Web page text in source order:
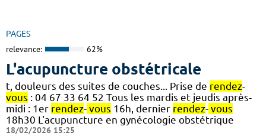
PAGES
relevance: 62%
L'acupuncture obstétricale
t, douleurs des suites de couches... Prise de rendez-
vous : 04 67 33 64 52 Tous les mardis et jeudis après-
midi : 1er rendez- vous 16h, dernier rendez- vous
18h30 L'acupuncture en gynécologie obstétrique
18/02/2026 15:25